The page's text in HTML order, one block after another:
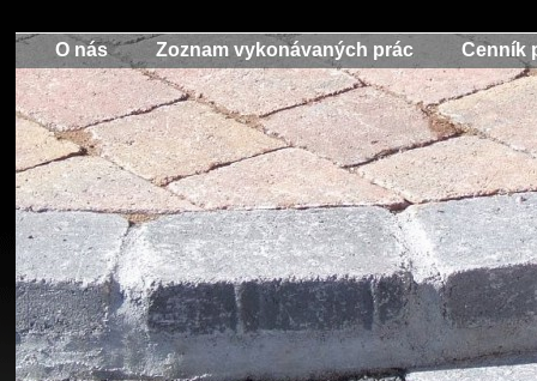
O nás Zoznam vykonávaných prác Cenník
O nás Zoznam vykonávaných prác Cenník